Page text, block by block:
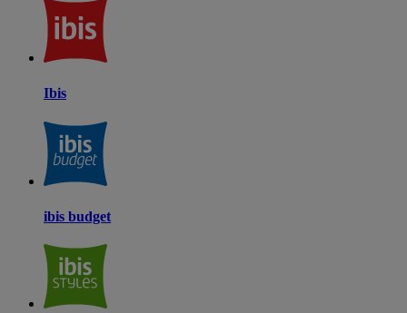
Ibis
ibis budget